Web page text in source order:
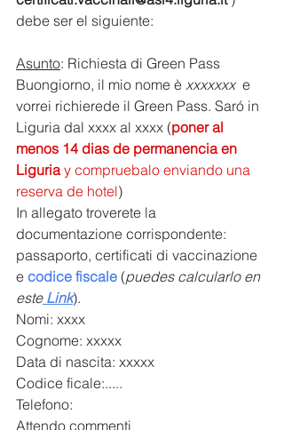
debe ser el siguiente:
Asunto: Richiesta di Green Pass
Buongiorno, il mio nome è xxxxxxx e
vorrei richierede il Green Pass. Saró in
Liguria dal xxxx al xxxx (poner al
menos 14 dias de permanencia en
Liguria y compruebalo enviando una
reserva de hotel)
In allegato troverete la
documentazione corrispondente:
passaporto, certificati di vaccinazione
e codice fiscale (puedes calcularlo en
este Link).
Nomi: xxxx
Cognome: xxxxx
Data di nascita: xxxxx
Codice ficale:.....
Telefono:
Attendo commenti